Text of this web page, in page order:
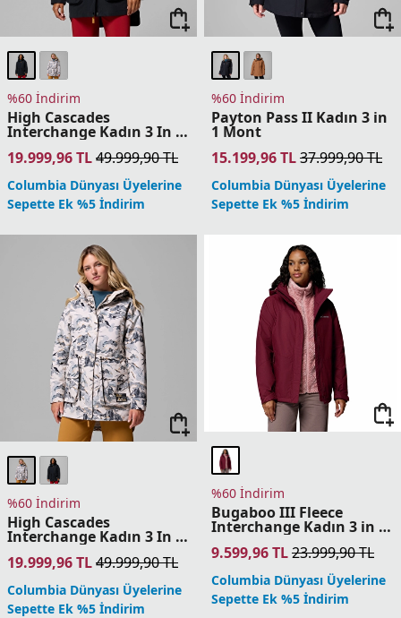
%60 İndirim
High Cascades
Interchange Kadın 3 In 1
19.999,96TL49.999,90TL
Columbia Dünyası Üyelerine
Sepette Ek %5 İndirim
%60 İndirim
Payton Pass II Kadın 3 in
1 Mont
15.199,96TL37.999,90TL
Columbia Dünyası Üyelerine
Sepette Ek %5 İndirim
%60 İndirim
High Cascades
Interchange Kadın 3 In 1
19.999,96TL49.999,90TL
Columbia Dünyası Üyelerine
Sepette Ek %5 İndirim
%60 İndirim
Bugaboo III Fleece
Interchange Kadın 3 in 1
9.599,96TL23.999,90TL
Columbia Dünyası Üyelerine
Sepette Ek %5 İndirim